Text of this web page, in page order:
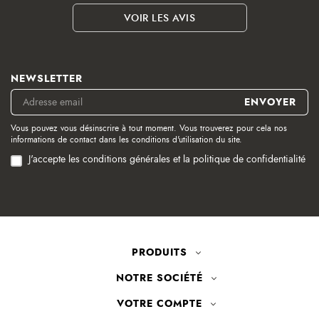
VOIR LES AVIS
NEWSLETTER
Vous pouvez vous désinscrire à tout moment. Vous trouverez pour cela nos
informations de contact dans les conditions d'utilisation du site.
J'accepte les conditions générales et la politique de confidentialité
PRODUITS
NOTRE SOCIÉTÉ
VOTRE COMPTE